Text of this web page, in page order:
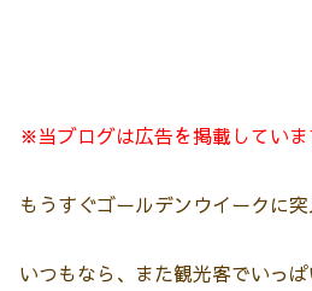
※当ブログは広告を掲載していま
もうすぐゴールデンウイークに突
いつもなら、また観光客でいっ